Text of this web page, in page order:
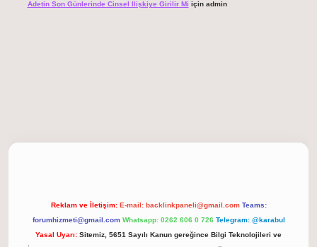
Adetin Son Günlerinde Cinsel Ilişkiye Girilir Mi için admin
Reklam ve İletişim: E-mail: backlinkpaneli@gmail.com Teams:
forumhizmeti@gmail.com Whatsapp: 0262 606 0 726 Telegram: @karabul
Yasal Uyarı: Sitemiz, 5651 Sayılı Kanun gereğince Bilgi Teknolojileri ve